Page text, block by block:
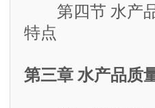
第四节 水产品
特点
第三章 水产品质